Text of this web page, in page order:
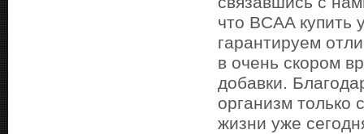
что BCAA
гарантируем
в очень скором
добавки.
организм только
жизни уже